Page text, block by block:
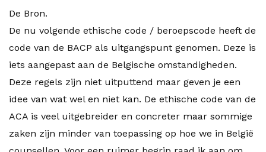
De Bron.
De nu volgende ethische code / beroepscode heeft de
code van de BACP als uitgangspunt genomen. Deze is
iets aangepast aan de Belgische omstandigheden.
Deze regels zijn niet uitputtend maar geven je een
idee van wat wel en niet kan. De ethische code van de
ACA is veel uitgebreider en concreter maar sommige
zaken zijn minder van toepassing op hoe we in België